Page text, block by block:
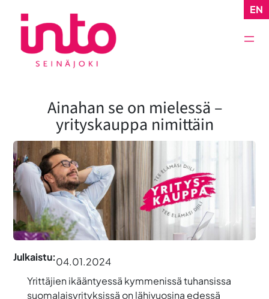
sisältöön
EN
Ainahan se on mielessä –
yrityskauppa nimittäin
Julkaistu:04.01.2024
Yrittäjien ikääntyessä kymmenissä tuhansissa
suomalaisyrityksissä on lähivuosina edessä